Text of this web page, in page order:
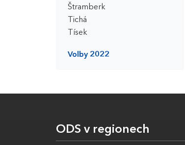
Štramberk
Tichá
Tísek
Volby 2022
ODS v regionech